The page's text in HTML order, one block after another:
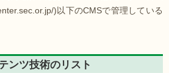
)以下のCMSで管理している
ンツ技術のリスト